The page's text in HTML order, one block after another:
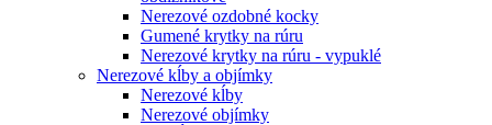
Nerezové ozdobné kocky
Gumené krytky na rúru
Nerezové krytky na rúru - vypuklé
Nerezové kĺby a objímky
Nerezové kĺby
Nerezové objímky